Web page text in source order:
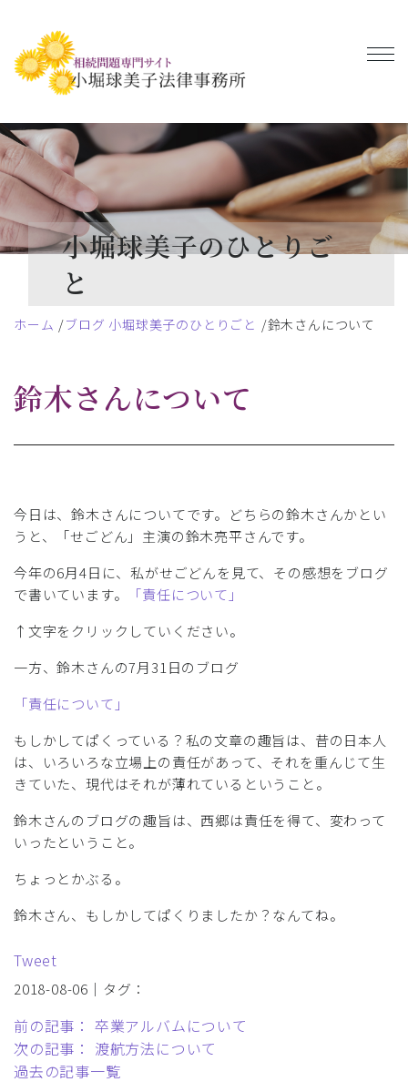
小堀球美子のひとりご
と
ホーム ブログ 小堀球美子のひとりごと 鈴木さんについて
鈴木さんについて
今日は、鈴木さんについてです。どちらの鈴木さんかとい
うと、「せごどん」主演の鈴木亮平さんです。
今年の6月4日に、私がせごどんを見て、その感想をブログ
で書いています。
「責任について」
↑文字をクリックしていください。
一方、鈴木さんの7月31日のブログ
「責任について」
もしかしてぱくっている？私の文章の趣旨は、昔の日本人
は、いろいろな立場上の責任があって、それを重んじて生
きていた、現代はそれが薄れているということ。
鈴木さんのブログの趣旨は、西郷は責任を得て、変わって
いったということ。
ちょっとかぶる。
鈴木さん、もしかしてぱくりましたか？なんてね。
Tweet
2018-08-06｜タグ：
前の記事： 卒業アルバムについて
次の記事： 渡航方法について
過去の記事一覧